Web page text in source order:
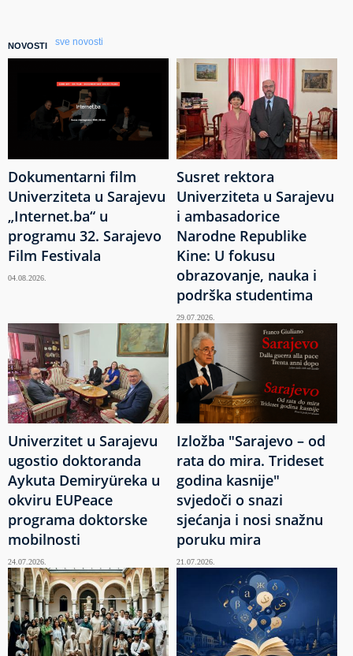
NOVOSTI sve novosti
Dokumentarni film
Univerziteta u Sarajevu
„Internet.ba“ u
programu 32. Sarajevo
Film Festivala
04.08.2026.
Susret rektora
Univerziteta u Sarajevu
i ambasadorice
Narodne Republike
Kine: U fokusu
obrazovanje, nauka i
podrška studentima
29.07.2026.
Univerzitet u Sarajevu
ugostio doktoranda
Aykuta Demiryüreka u
okviru EUPeace
programa doktorske
mobilnosti
24.07.2026.
Izložba "Sarajevo – od
rata do mira. Trideset
godina kasnije"
svjedoči o snazi
sjećanja i nosi snažnu
poruku mira
21.07.2026.